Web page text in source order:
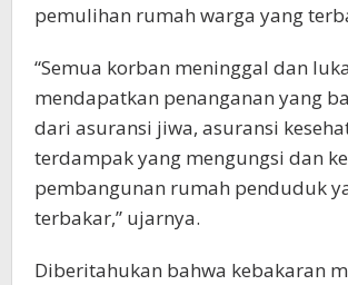
pemulihan rumah warga yang
“Semua korban meninggal dan
mendapatkan penanganan yang
dari asuransi jiwa, asuransi
terdampak yang mengungsi dan
pembangunan rumah penduduk
terbakar,” ujarnya.
Diberitahukan bahwa kebakaran